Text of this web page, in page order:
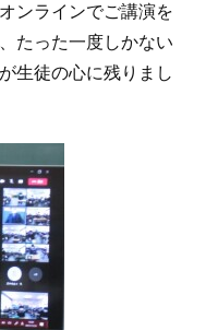
ンラインでご講演を
たった一度しかない
生徒の心に残りまし